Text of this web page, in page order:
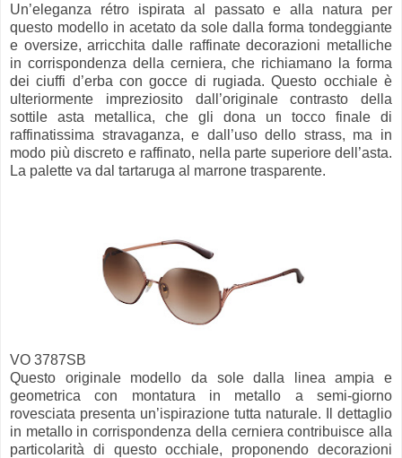
Un’eleganza rétro ispirata al passato e alla natura per
questo modello in acetato da sole dalla forma tondeggiante
e oversize, arricchita dalle raffinate decorazioni metalliche
in corrispondenza della cerniera, che richiamano la forma
dei ciuffi d’erba con gocce di rugiada. Questo occhiale è
ulteriormente impreziosito dall’originale contrasto della
sottile asta metallica, che gli dona un tocco finale di
raffinatissima stravaganza, e dall’uso dello strass, ma in
modo più discreto e raffinato, nella parte superiore dell’asta.
La palette va dal tartaruga al marrone trasparente.
VO 3787SB
Questo originale modello da sole dalla linea ampia e
geometrica con montatura in metallo a semi-giorno
rovesciata presenta un’ispirazione tutta naturale. Il dettaglio
in metallo in corrispondenza della cerniera contribuisce alla
particolarità di questo occhiale, proponendo decorazioni